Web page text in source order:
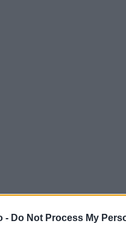
- Do Not Process My